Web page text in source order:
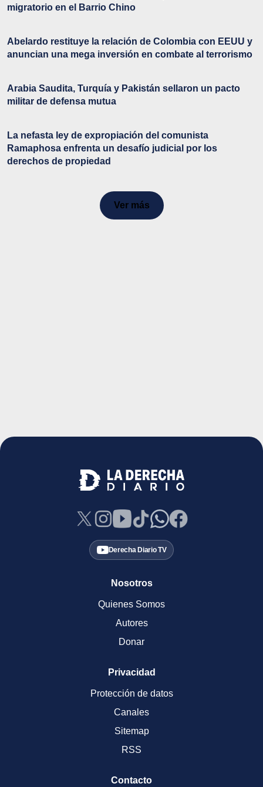
migratorio en el Barrio Chino
Abelardo restituye la relación de Colombia con EEUU y
anuncian una mega inversión en combate al terrorismo
Arabia Saudita, Turquía y Pakistán sellaron un pacto
militar de defensa mutua
La nefasta ley de expropiación del comunista
Ramaphosa enfrenta un desafío judicial por los
derechos de propiedad
Ver más
Derecha Diario TV
Nosotros
Quienes Somos
Autores
Donar
Privacidad
Protección de datos
Canales
Sitemap
RSS
Contacto